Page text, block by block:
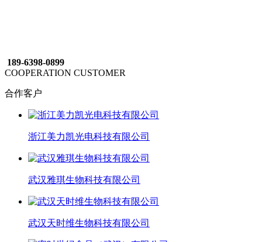
189-6398-0899
COOPERATION CUSTOMER
合作客户
浙江美力凯光电科技有限公司
武汉雅琪生物科技有限公司
武汉天时维生物科技有限公司